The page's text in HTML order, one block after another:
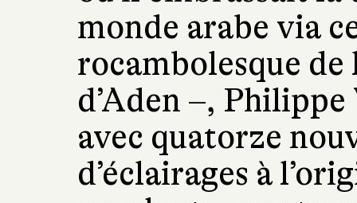
monde arabe via
rocambolesque
d’Aden –,
avec quatorze
d’éclairages à